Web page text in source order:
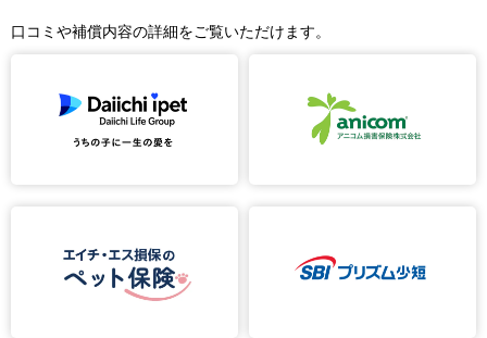
口コミや補償内容の詳細をご覧いただけます。